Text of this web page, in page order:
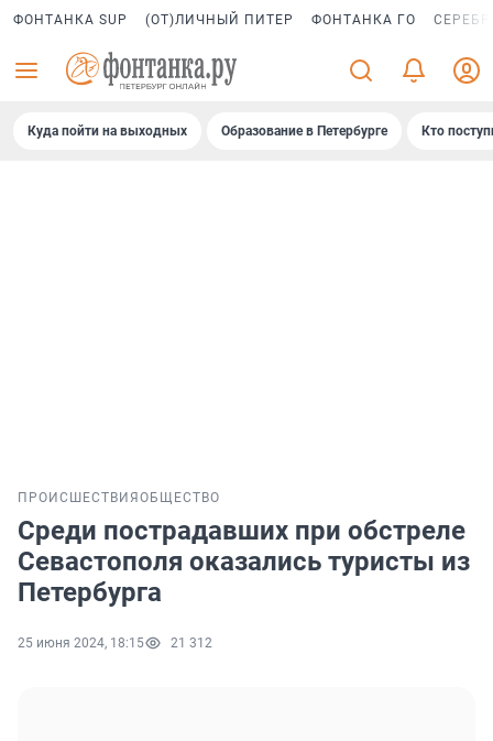
ФОНТАНКА SUP (ОТ)ЛИЧНЫЙ ПИТЕР ФОНТАНКА ГО
Куда пойти на выходных Образование в Петербурге Кто
ПРОИСШЕСТВИЯ ОБЩЕСТВО
Среди пострадавших при обстреле
Севастополя оказались туристы из
Петербурга
25 июня 2024, 18:15 21 312